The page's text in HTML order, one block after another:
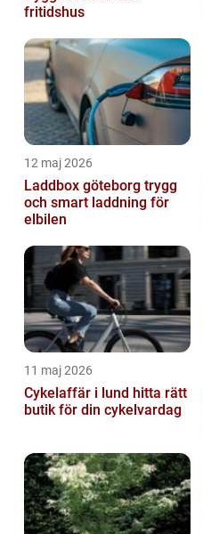
fritidshus
12 maj 2026
Laddbox göteborg trygg
och smart laddning för
elbilen
11 maj 2026
Cykelaffär i lund hitta rätt
butik för din cykelvardag